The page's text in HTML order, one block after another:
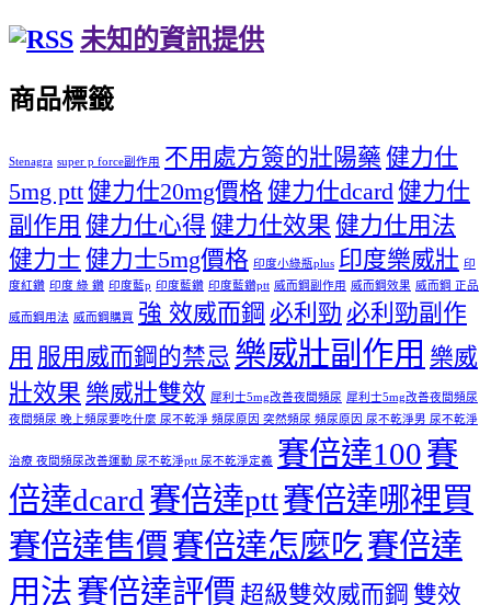
未知的資訊提供
商品標籤
Stenagra super p force副作用 不用處方簽的壯陽藥 健力仕
5mg ptt健力仕20mg價格健力仕dcard健力仕
副作用 健力仕心得 健力仕效果 健力仕用法
健力士 健力士5mg價格 印度小綠瓶plus 印度樂威壯 印
度紅鑽 印度 綠 鑽 印度藍p 印度藍鑽 印度藍鑽ptt 威而鋼副作用 威而鋼效果 威而鋼 正品
威而鋼用法 威而鋼購買 強 效威而鋼 必利勁 必利勁副作
用 服用威而鋼的禁忌 樂威壯副作用 樂威
壯效果 樂威壯雙效 犀利士5mg改善夜間頻尿 犀利士5mg改善夜間頻尿
夜間頻尿 晚上頻尿要吃什麼 尿不乾淨 頻尿原因 突然頻尿 頻尿原因 尿不乾淨男 尿不乾淨
治療 夜間頻尿改善運動 尿不乾淨ptt 尿不乾淨定義 賽倍達100賽
倍達dcard 賽倍達ptt賽倍達哪裡買
賽倍達售價 賽倍達怎麼吃賽倍達
用法賽倍達評價 超級雙效威而鋼 雙效